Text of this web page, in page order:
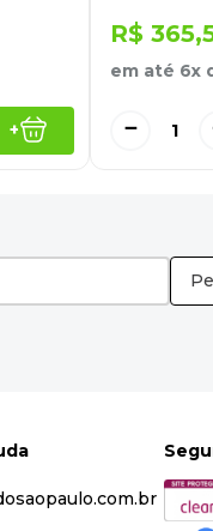
+
R$ 365,
em até 6x
－